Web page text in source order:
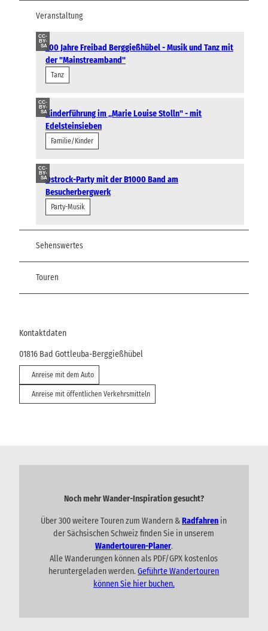
Veranstaltung
CC-
BY-
SA100 Jahre Freibad Berggießhübel - Musik und Tanz mit
der "Mainstreamband"
Tanz
CC-
BY-
SAKinderführung im „Marie Louise Stolln" - mit
Edelsteinsieben
Familie/Kinder
CC-
BY-
SAOstrock-Party mit der B1000 Band am
Besucherbergwerk
Party-Musik
Sehenswertes
Touren
Kontaktdaten
01816 Bad Gottleuba-Berggießhübel
Anreise mit dem Auto
Anreise mit öffentlichen Verkehrsmitteln
Noch mehr Wander-Inspiration gesucht?
Über 300 weitere Touren zum Wandern &Radfahren in
der Sächsischen Schweiz finden Sie in unserem
Wandertouren-Planer.
Alle Wanderungen können als PDF/GPX kostenlos
heruntergeladen werden.Geführte Wandertouren
können Sie hier buchen.